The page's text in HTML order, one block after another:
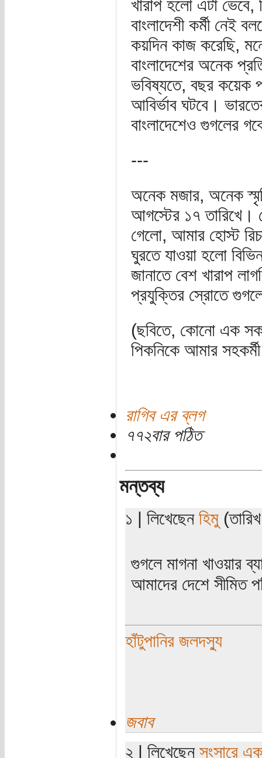
খারাপ হলো এটা
বাংলাদেশী কর্মী নেই
কয়দিন কাজ করেছি,
বাংলাদেশের অনেক
ভবিষ্যতে, বছর কয়েক
আবির্ভাব ঘটবে।
বাংলাদেশেও গুগলের
---
অনেক মজার, অনেক
আগস্টের ১৭ তারিখে।
গেলো, আমার হোস্ট
ঘুরতে যাওয়া হলো
জানাতে বেশ খারাপ
প্রযুক্তির স্রোতে
(ছবিতে, কোনো এক
পিকনিকে আমার সহকর্মী
রাগিব এর ব্লগ
৭৭২বার পঠিত
মন্তব্য
১ | লিখেছেন হিমু
গুগলে মাগনা খাওয়ার
আমাদের দেশে সীমিত
হাঁটুপানির জলদস্যু
জবাব
২ | লিখেছেন সংসারে এক